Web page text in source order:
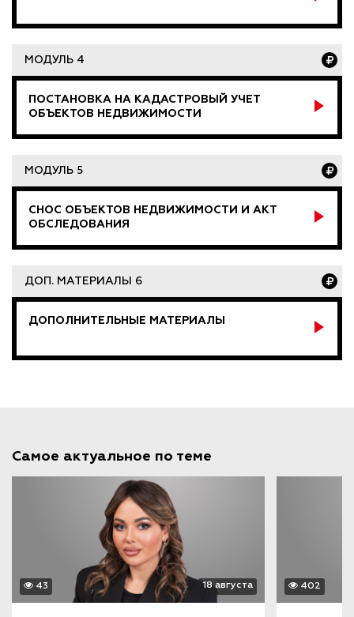
МОДУЛЬ 4
ПОСТАНОВКА НА КАДАСТРОВЫЙ УЧЕТ
ОБЪЕКТОВ НЕДВИЖИМОСТИ
МОДУЛЬ 5
СНОС ОБЪЕКТОВ НЕДВИЖИМОСТИ И АКТ
ОБСЛЕДОВАНИЯ
ДОП. МАТЕРИАЛЫ 6
ДОПОЛНИТЕЛЬНЫЕ МАТЕРИАЛЫ
Самое актуальное по теме
43 18 августа 402